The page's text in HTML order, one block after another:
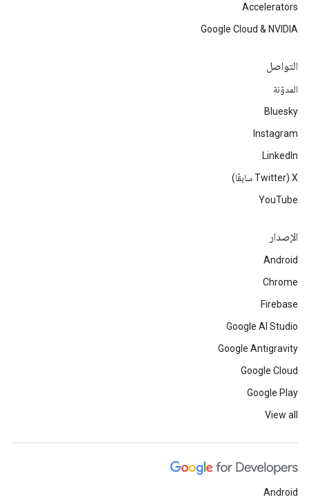
Accelerators
Google Cloud & NVIDIA
التواصل
المدوّنة
Bluesky
Instagram
LinkedIn
‫X ‏(Twitter سابقًا)
YouTube
الإصدار
Android
Chrome
Firebase
Google AI Studio
Google Antigravity
Google Cloud
Google Play
View all
Android